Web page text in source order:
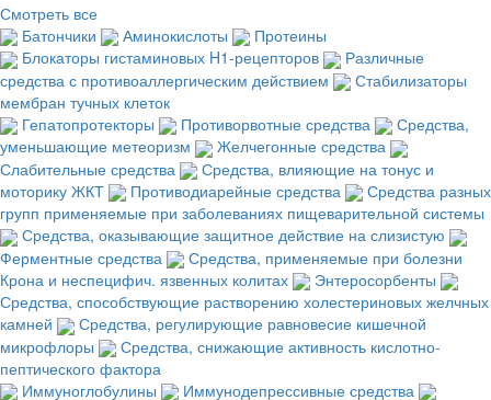
Смотреть все
Батончики
Аминокислоты
Протеины
Блокаторы гистаминовых H1-рецепторов
Различные
средства с противоаллергическим действием
Стабилизаторы
мембран тучных клеток
Гепатопротекторы
Противорвотные средства
Средства,
уменьшающие метеоризм
Желчегонные средства
Слабительные средства
Средства, влияющие на тонус и
моторику ЖКТ
Противодиарейные средства
Средства разных
групп применяемые при заболеваниях пищеварительной системы
Средства, оказывающие защитное действие на слизистую
Ферментные средства
Средства, применяемые при болезни
Крона и неспецифич. язвенных колитах
Энтеросорбенты
Средства, способствующие растворению холестериновых желчных
камней
Средства, регулирующие равновесие кишечной
микрофлоры
Средства, снижающие активность кислотно-
пептического фактора
Иммуноглобулины
Иммунодепрессивные средства